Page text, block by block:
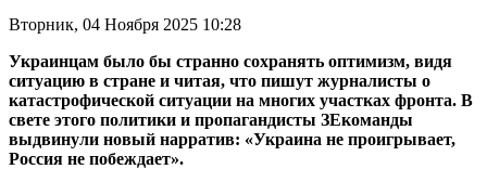
Вторник, 04 Ноября 2025 10:28
Украинцам было бы странно сохранять оптимизм, видя
ситуацию в стране и читая, что пишут журналисты о
катастрофической ситуации на многих участках фронта. В
свете этого политики и пропагандисты ЗЕкоманды
выдвинули новый нарратив: «Украина не проигрывает,
Россия не побеждает».